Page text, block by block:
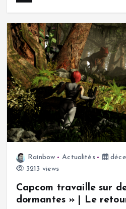
Rainbow Actualités
3213 views
Capcom travaille sur
dormantes » | Le